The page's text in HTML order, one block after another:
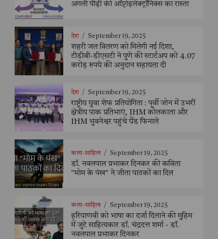
अगली पीढ़ी की ऑप्टोइलेक्ट्रॉनिक्स का रास्ता
देश / September 19, 2025
शहरी जल वितरण को मिलेगी नई दिशा,
टीडीबी-डीएसटी ने पुणे की स्टार्टअप को 4.07
करोड़ रुपये की अनुदान सहायता दी
देश / September 19, 2025
राष्ट्रीय युवा शेफ प्रतियोगिता : पूर्वी जोन में उभरीं
क्षेत्रीय पाक प्रतिभाएं, IHM कोलकाता और
IHM भुवनेश्वर पहुंचे ग्रैंड फिनाले
कला-साहित्य / September 19, 2025
डॉ. नवलपाल प्रभाकर दिनकर की कविता
"मोम के पंख" ने जीता पाठकों का दिल
कला-साहित्य / September 19, 2025
हरियाणवी को भाषा का दर्जा दिलाने की मुहिम
में जुटे साहित्यकार डॉ. चंद्रदत्त शर्मा - डॉ.
नवलपाल प्रभाकर दिनकर